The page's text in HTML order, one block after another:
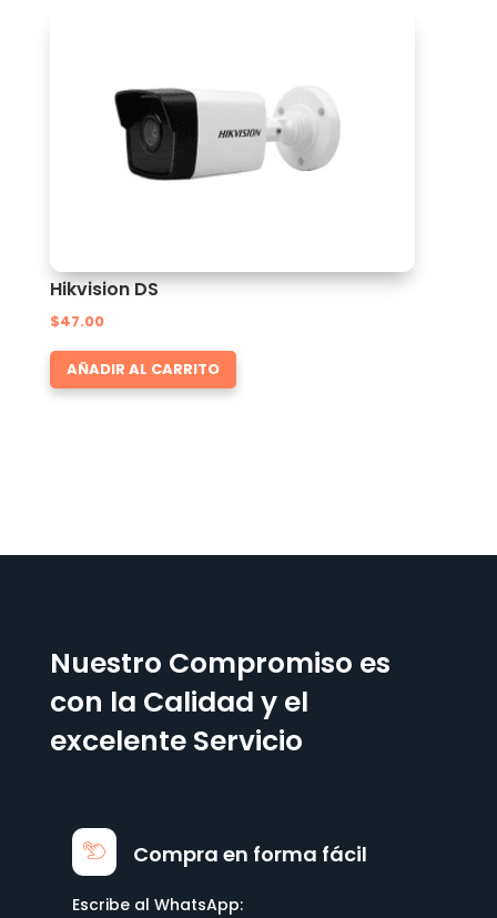
Hikvision DS
$47.00
AÑADIR AL CARRITO
Nuestro Compromiso es
con la Calidad y el
excelente Servicio
Compra en forma fácil
Escribe al WhatsApp: